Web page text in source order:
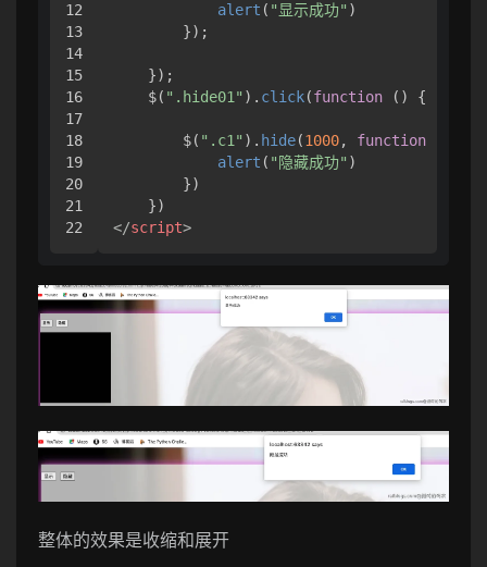
12
13
14
15
16
17
18
19
20
21
alert ( "显示成功" )
        });
    });
    $(
".hide01" ). click(function ( ) {
        $(
".c1" ). hide(1000, function
alert ( "隐藏成功" )
        })
</script>
整体的效果是收缩和展开